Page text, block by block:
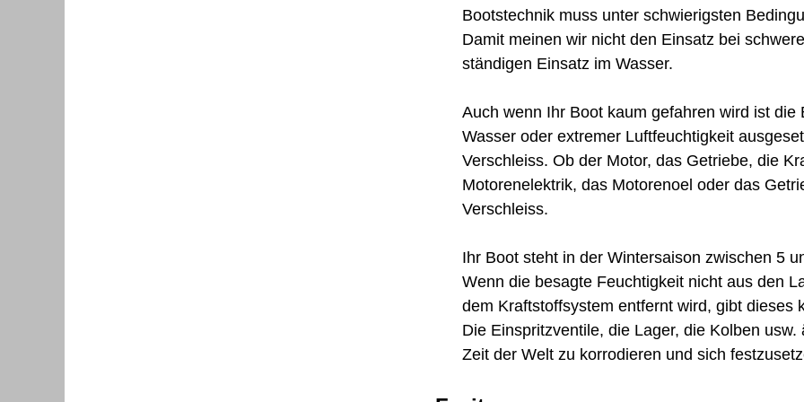
Bootstechnik muss unter schwierigsten
Damit meinen wir nicht den Einsatz bei
ständigen Einsatz im Wasser.
Auch wenn Ihr Boot kaum gefahren wird ist
Wasser oder extremer Luftfeuchtigkeit
Verschleiss. Ob der Motor, das Getriebe, die
Motorenelektrik, das Motorenoel oder das
Verschleiss.
Ihr Boot steht in der Wintersaison zwischen 5
Wenn die besagte Feuchtigkeit nicht aus den
dem Kraftstoffsystem entfernt wird, gibt dieses
Die Einspritzventile, die Lager, die Kolben
Zeit der Welt zu korrodieren und sich